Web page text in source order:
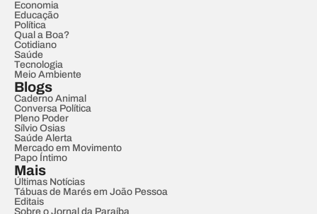
Economia
Educação
Política
Qual a Boa?
Cotidiano
Saúde
Tecnologia
Meio Ambiente
Blogs
Caderno Animal
Conversa Política
Pleno Poder
Sílvio Osias
Saúde Alerta
Mercado em Movimento
Papo Íntimo
Mais
Últimas Notícias
Tábuas de Marés em João Pessoa
Editais
Sobre o Jornal da Paraíba